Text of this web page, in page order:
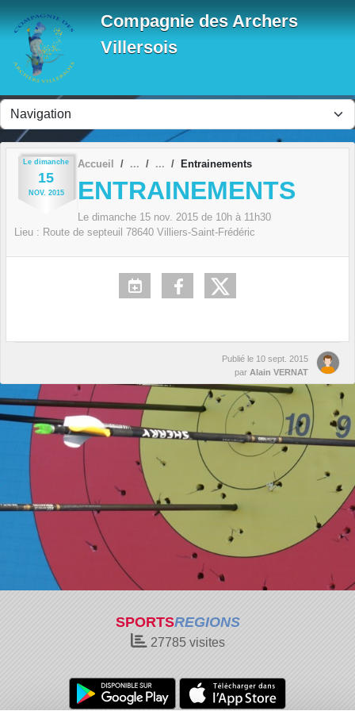
Compagnie des Archers
Villersois
Le dimanche
15
NOV. 2015
Accueil Entrainements
ENTRAINEMENTS
Le dimanche 15 nov. 2015 de 10h à 11h30
Lieu : Route de septeuil 78640 Villiers-Saint-Frédéric
Publié le 10 sept. 2015
par Alain VERNAT
SPORTSREGIONS
27785visites